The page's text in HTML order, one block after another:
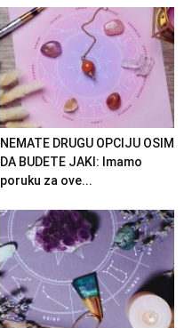
NEMATE DRUGU OPCIJU OSIM
DA BUDETE JAKI: Imamo
poruku za ove...